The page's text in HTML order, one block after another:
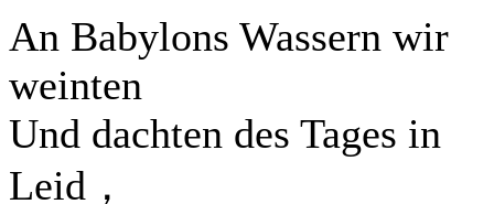
An Babylons Wassern wir
weinten
Und dachten des Tages in
Leid，